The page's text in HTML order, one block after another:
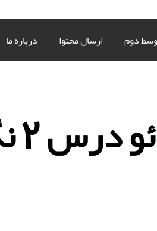
دوم ارسال محتوا درباره ما
2 نگارش هشتم